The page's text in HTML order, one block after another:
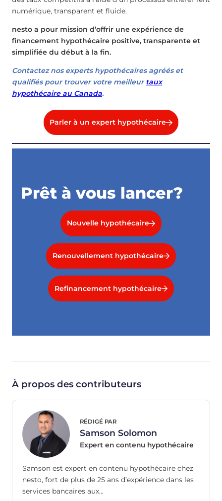
numérique, transparent et fluide.
nesto a pour mission d’offrir une expérience de
financement hypothécaire positive, transparente et
simplifiée du début à la fin.
Contactez nos experts hypothécaires agréés et
qualifiés pour trouver votre meilleurtaux
hypothécaire au Canada.
Parler à un expert hypothécaire
Prêt à vous lancer?
Nouvelle hypothécaire
Renouvellement hypothécaire
Refinancement hypothécaire
À propos des contributeurs
RÉDIGÉ PAR
Samson Solomon
Expert en contenu hypothécaire
Samson est expert en contenu hypothécaire chez
nesto, fort de plus de 25 ans d’expérience dans les
services bancaires aux…